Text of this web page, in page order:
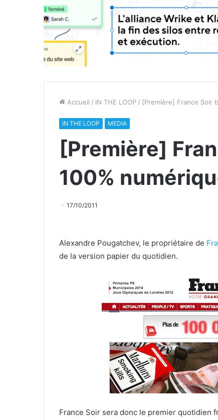
Accueil / IN THE LOOP / [Première] France Soir
IN THE LOOP MEDIA
[Première]
100%
17/10/2011
Alexandre Pougatchev, le propriétaire de
de la version papier du quotidien.
France Soir sera donc le premier quotidien